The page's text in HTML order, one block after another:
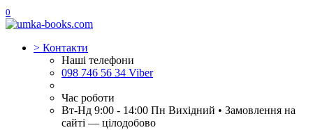
0
> Контакти
Наші телефони
098 746 56 34 Viber
Час роботи
Вт-Нд 9:00 - 14:00 Пн Вихідний • Замовлення на
сайті — цілодобово